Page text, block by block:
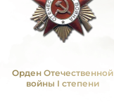
Орден Отечественной
войны I степени